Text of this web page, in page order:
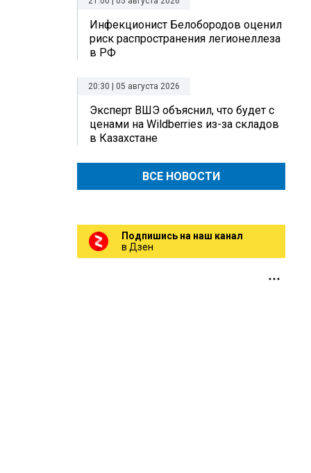
Инфекционист Белобородов оценил
риск распространения легионеллеза
в РФ
20:30 | 05 августа 2026
Эксперт ВШЭ объяснил, что будет с
ценами на Wildberries из-за складов
в Казахстане
ВСЕ НОВОСТИ
Подпишись на наш канал
в Дзен